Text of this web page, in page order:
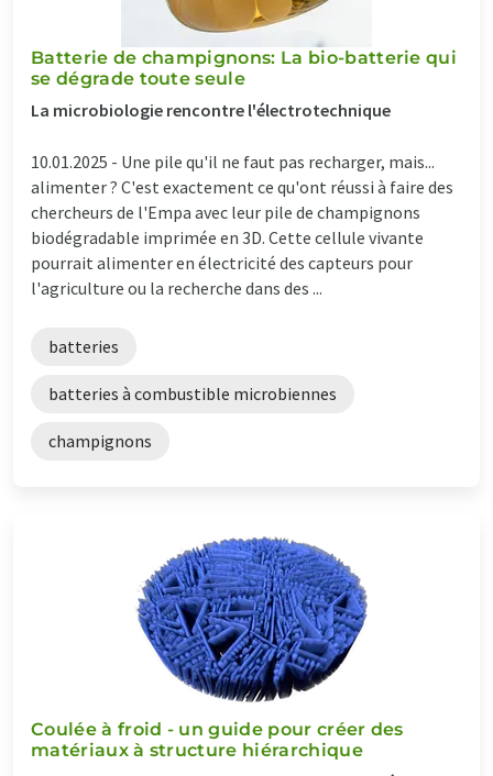
Batterie de champignons: La bio-batterie qui
se dégrade toute seule
La microbiologie rencontre l'électrotechnique
10.01.2025 - Une pile qu'il ne faut pas recharger, mais...
alimenter ? C'est exactement ce qu'ont réussi à faire des
chercheurs de l'Empa avec leur pile de champignons
biodégradable imprimée en 3D. Cette cellule vivante
pourrait alimenter en électricité des capteurs pour
l'agriculture ou la recherche dans des ...
batteries
batteries à combustible microbiennes
champignons
Coulée à froid - un guide pour créer des
matériaux à structure hiérarchique